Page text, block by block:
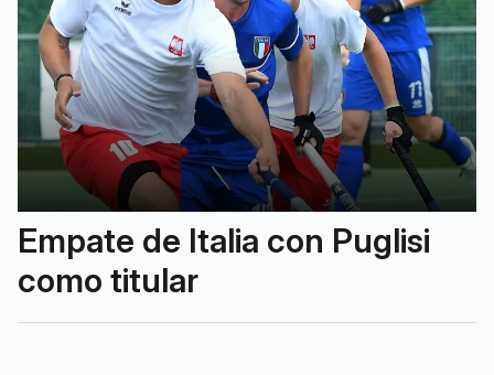
Empate de Italia con Puglisi
como titular